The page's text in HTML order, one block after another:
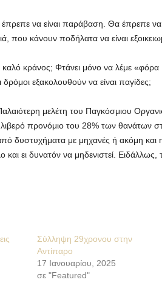
να είναι παράβαση. Θα έπρεπε να
που κάνουν ποδήλατα να είναι
καλό κράνος; Φτάνει μόνο να λέμε
εξακολουθούν να είναι παγίδες;
μελέτη του Παγκόσμιου
προνόμιο του 28% των θανάτων
δυστυχήματα με μηχανές ή ακόμη και
και ει δυνατόν να μηδενιστεί.
Σύλληψη 29χρονου στην
Αντίπαρο
17 Ιανουαρίου, 2025
σε "Featured"